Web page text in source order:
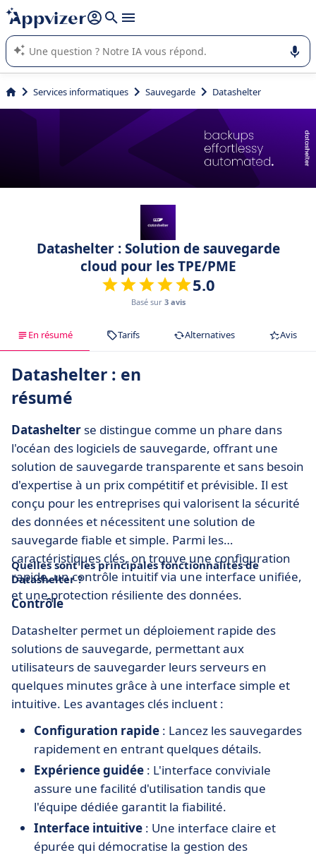
répondre (plusieurs lignes avec
L'IA de Appvizer vous guide dans l'utilisation ou la sélection de
logiciel SaaS en entreprise.
Services informatiques Sauvegarde Datashelter
Datashelter : Solution de sauvegarde
cloud pour les TPE/PME
5.0
Basé sur 3 avis
En résumé Tarifs Alternatives Avis
Datashelter : en
résumé
Datashelter se distingue comme un phare dans
l'océan des logiciels de sauvegarde, offrant une
solution de sauvegarde transparente et sans besoin
d'expertise à un prix compétitif et prévisible. Il est
conçu pour les entreprises qui valorisent la sécurité
des données et nécessitent une solution de
sauvegarde fiable et simple. Parmi les
caractéristiques clés, on trouve une configuration
rapide, un contrôle intuitif via une interface unifiée,
et une protection résiliente des données.
Quelles sont les principales fonctionnalités de
Datashelter ?
Contrôle
Datashelter permet un déploiement rapide des
solutions de sauvegarde, permettant aux
utilisateurs de sauvegarder leurs serveurs en
quelques minutes grâce à une interface simple et
intuitive. Les avantages clés incluent :
Configuration rapide : Lancez les sauvegardes
rapidement en entrant quelques détails.
Expérience guidée : L'interface conviviale
assure une facilité d'utilisation tandis que
l'équipe dédiée garantit la fiabilité.
Interface intuitive : Une interface claire et
épurée qui démocratise la gestion des